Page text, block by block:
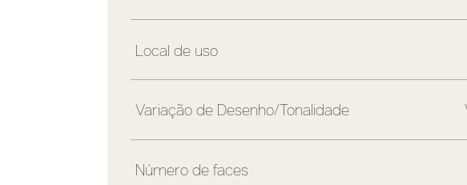
Local de uso
Variação de Desenho/Tonalidade
Número de faces